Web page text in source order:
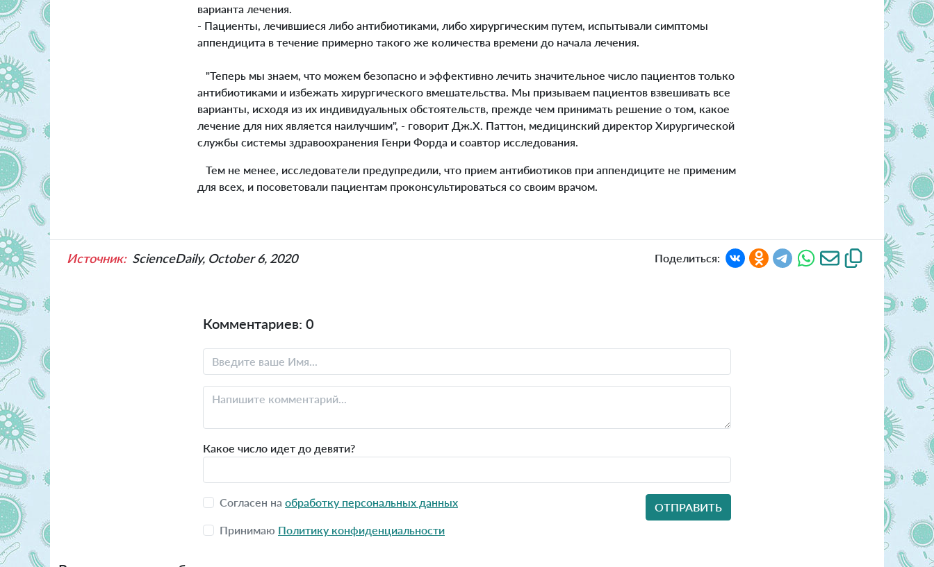
варианта лечения.
- Пациенты, лечившиеся либо антибиотиками, либо хирургическим путем, испытывали симптомы
аппендицита в течение примерно такого же количества времени до начала лечения.
"Теперь мы знаем, что можем безопасно и эффективно лечить значительное число пациентов только
антибиотиками и избежать хирургического вмешательства. Мы призываем пациентов взвешивать все
варианты, исходя из их индивидуальных обстоятельств, прежде чем принимать решение о том, какое
лечение для них является наилучшим", - говорит Дж.Х. Паттон, медицинский директор Хирургической
службы системы здравоохранения Генри Форда и соавтор исследования.
Тем не менее, исследователи предупредили, что прием антибиотиков при аппендиците не применим
для всех, и посоветовали пациентам проконсультироваться со своим врачом.
Источник: ScienceDaily, October 6, 2020 Поделиться:
Комментариев: 0
Какое число идет до девяти?
Согласен на обработку персональных данных
Принимаю Политику конфиденциальности